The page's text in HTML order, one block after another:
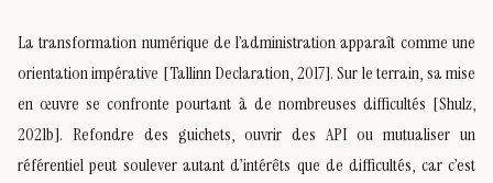
La transformation numérique de l’administration apparaît comme une
orientation impérative [Tallinn Declaration, 2017]. Sur le terrain, sa mise
en œuvre se confronte pourtant à de nombreuses difficultés [Shulz,
2021b]. Refondre des guichets, ouvrir des API ou mutualiser un
référentiel peut soulever autant d’intérêts que de difficultés, car c’est